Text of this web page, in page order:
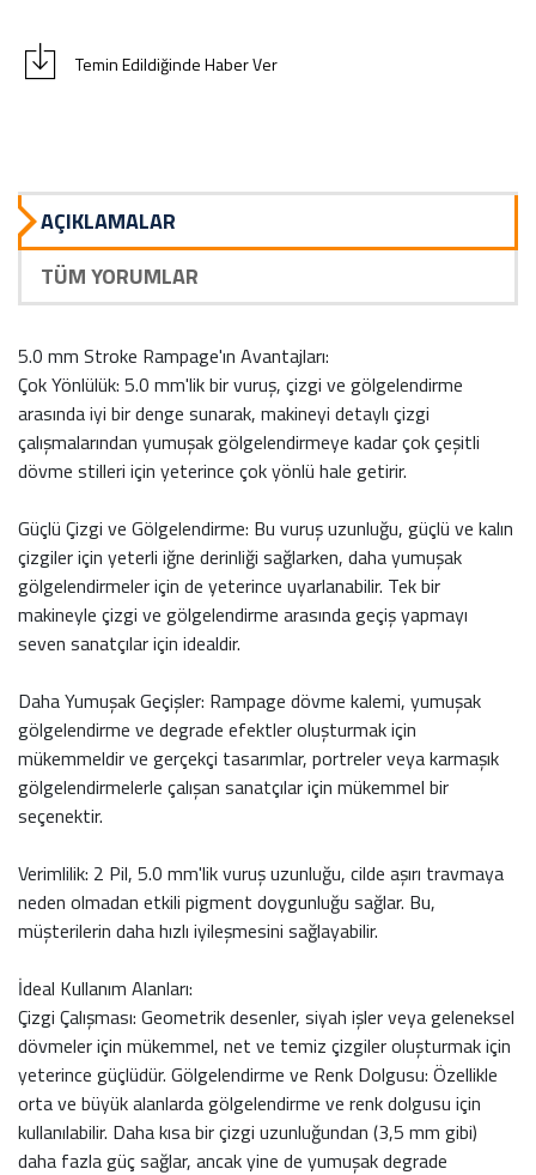
Temin Edildiğinde Haber Ver
AÇIKLAMALAR
TÜM YORUMLAR
5.0 mm Stroke Rampage'ın Avantajları:
Çok Yönlülük: 5.0 mm'lik bir vuruş, çizgi ve gölgelendirme
arasında iyi bir denge sunarak, makineyi detaylı çizgi
çalışmalarından yumuşak gölgelendirmeye kadar çok çeşitli
dövme stilleri için yeterince çok yönlü hale getirir.
Güçlü Çizgi ve Gölgelendirme: Bu vuruş uzunluğu, güçlü ve kalın
çizgiler için yeterli iğne derinliği sağlarken, daha yumuşak
gölgelendirmeler için de yeterince uyarlanabilir. Tek bir
makineyle çizgi ve gölgelendirme arasında geçiş yapmayı
seven sanatçılar için idealdir.
Daha Yumuşak Geçişler: Rampage dövme kalemi, yumuşak
gölgelendirme ve degrade efektler oluşturmak için
mükemmeldir ve gerçekçi tasarımlar, portreler veya karmaşık
gölgelendirmelerle çalışan sanatçılar için mükemmel bir
seçenektir.
Verimlilik: 2 Pil, 5.0 mm'lik vuruş uzunluğu, cilde aşırı travmaya
neden olmadan etkili pigment doygunluğu sağlar. Bu,
müşterilerin daha hızlı iyileşmesini sağlayabilir.
İdeal Kullanım Alanları:
Çizgi Çalışması: Geometrik desenler, siyah işler veya geleneksel
dövmeler için mükemmel, net ve temiz çizgiler oluşturmak için
yeterince güçlüdür. Gölgelendirme ve Renk Dolgusu: Özellikle
orta ve büyük alanlarda gölgelendirme ve renk dolgusu için
kullanılabilir. Daha kısa bir çizgi uzunluğundan (3,5 mm gibi)
daha fazla güç sağlar, ancak yine de yumuşak degrade